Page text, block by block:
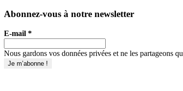
Abonnez-vous à notre newsletter
E-mail *
Nous gardons vos données privées et ne les partageons